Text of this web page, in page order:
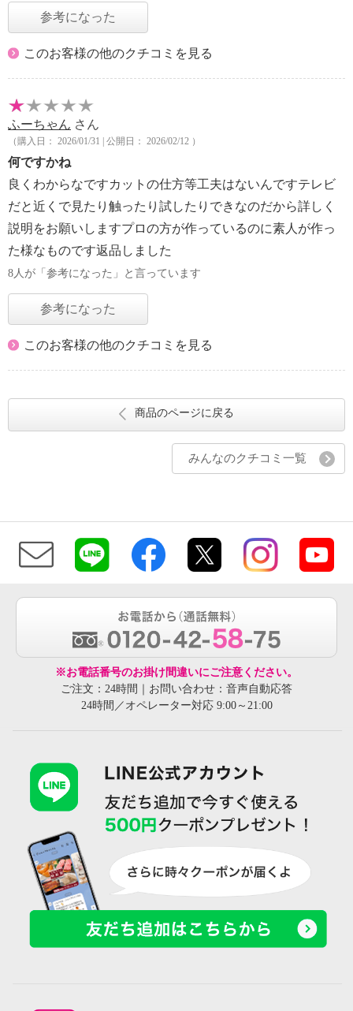
参考になった
このお客様の他のクチコミを見る
ふーちゃん さん
（購入日： 2026/01/31 | 公開日： 2026/02/12 ）
何ですかね
良くわからなですカットの仕方等工夫はないんですテレビ
だと近くで見たり触ったり試したりできなのだから詳しく
説明をお願いしますプロの方が作っているのに素人が作っ
た様なものです返品しました
8人が「参考になった」と言っています
参考になった
このお客様の他のクチコミを見る
商品のページに戻る
みんなのクチコミ一覧
※お電話番号のお掛け間違いにご注意ください。
ご注文：24時間｜お問い合わせ：音声自動応答
24時間／オペレーター対応 9:00～21:00